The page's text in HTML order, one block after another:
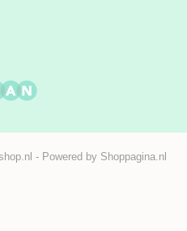
- Powered by Shoppagina.nl